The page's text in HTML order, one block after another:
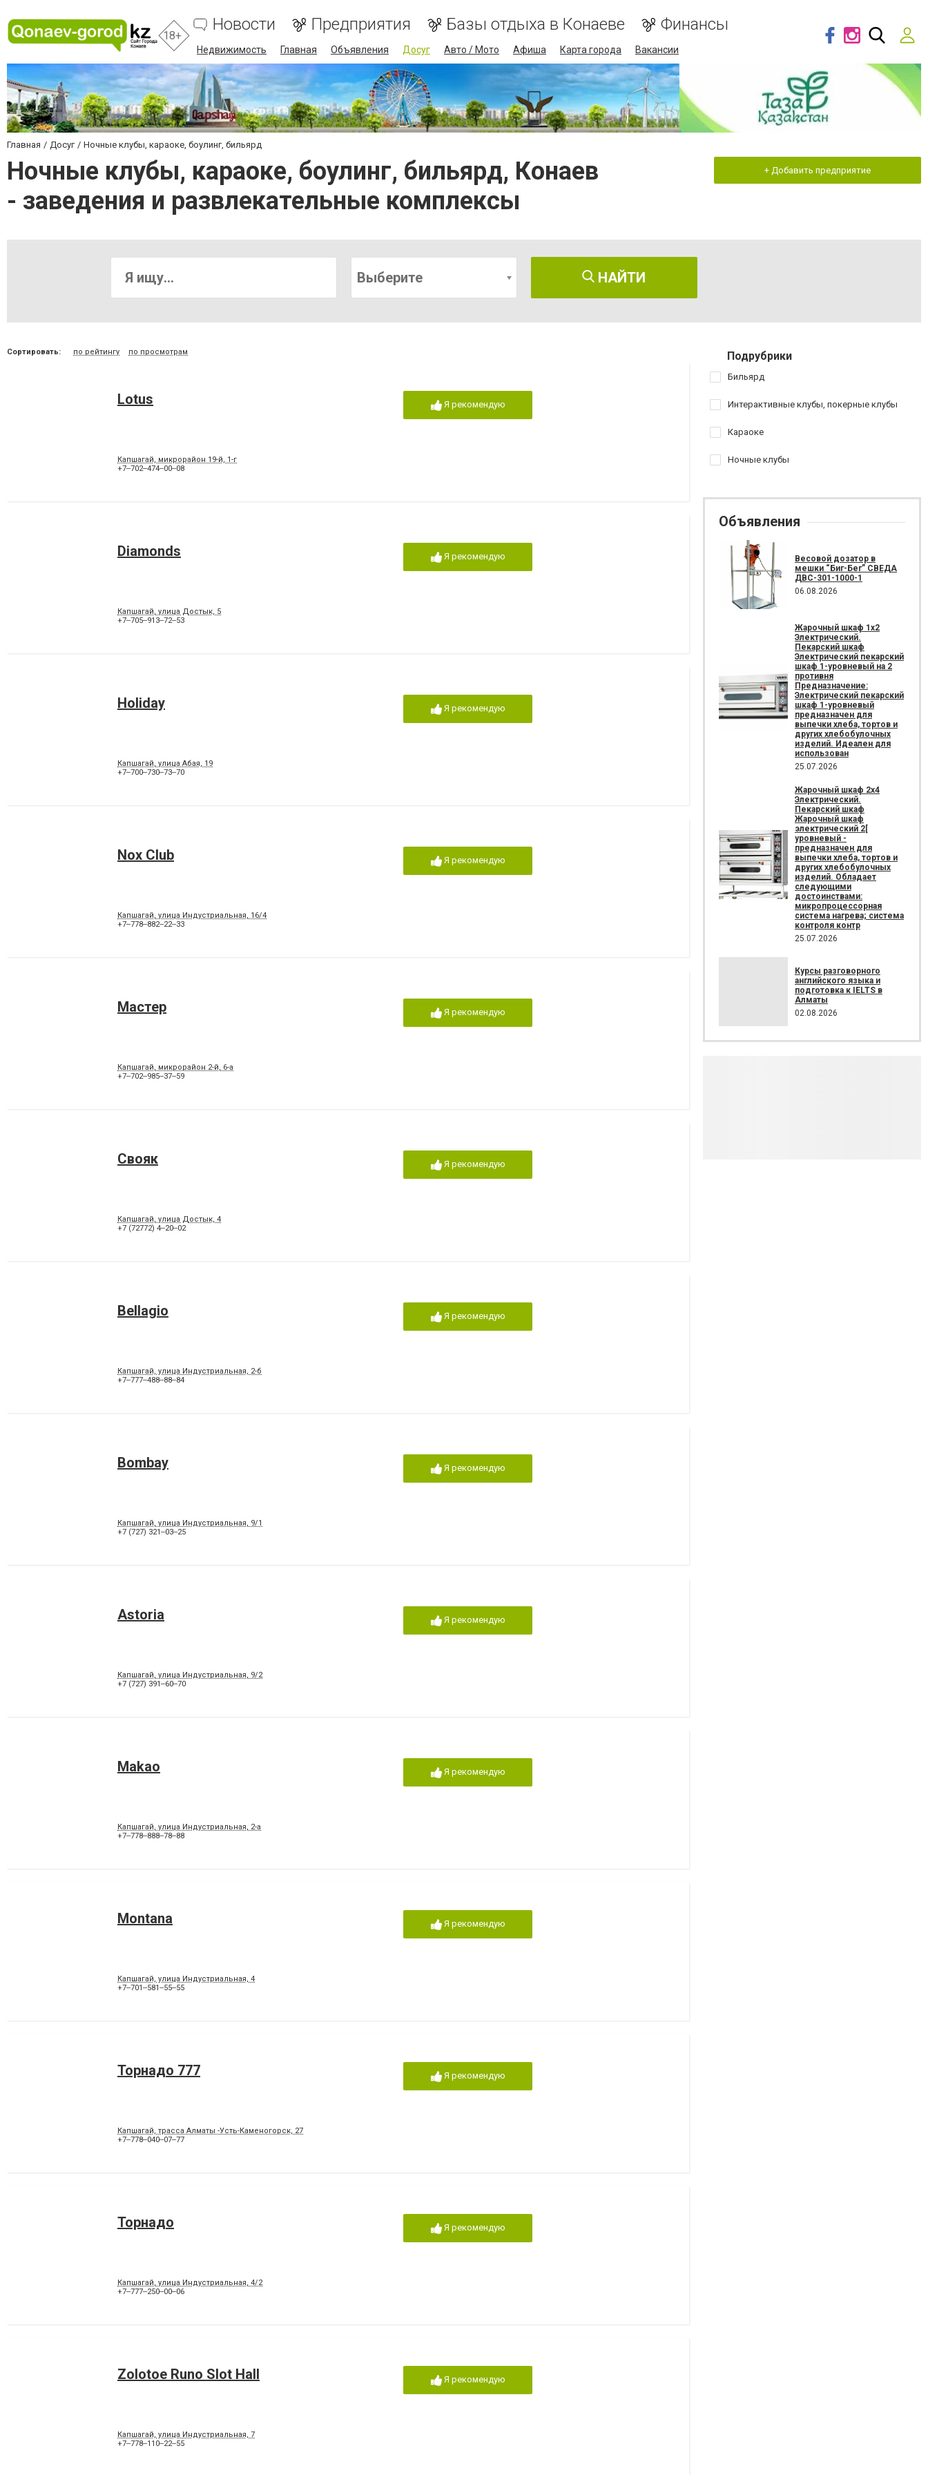
18+
Новости Предприятия Базы отдыха в Конаеве Финансы
Недвижимость Главная Объявления Досуг Авто / Мото Афиша Карта города Вакансии
Главная Досуг Ночные клубы, караоке, боулинг, бильярд
Ночные клубы, караоке, боулинг, бильярд, Конаев
- заведения и развлекательные комплексы
+ Добавить предприятие
Выберите НАЙТИ
Сортировать: по рейтингу по просмотрам
Lotus
Капшагай, микрорайон 19-й, 1-г
+7‒702‒474‒00‒08
Я рекомендую
Diamonds
Капшагай, улица Достык, 5
+7‒705‒913‒72‒53
Я рекомендую
Holiday
Капшагай, улица Абая, 19
+7‒700‒730‒73‒70
Я рекомендую
Nox Club
Капшагай, улица Индустриальная, 16/4
+7‒778‒882‒22‒33
Я рекомендую
Мастер
Капшагай, микрорайон 2-й, 6-а
+7‒702‒985‒37‒59
Я рекомендую
Свояк
Капшагай, улица Достык, 4
+7 (72772) 4‒20‒02
Я рекомендую
Bellagio
Капшагай, улица Индустриальная, 2-б
+7‒777‒488‒88‒84
Я рекомендую
Bombay
Капшагай, улица Индустриальная, 9/1
+7 (727) 321‒03‒25
Я рекомендую
Astoria
Капшагай, улица Индустриальная, 9/2
+7 (727) 391‒60‒70
Я рекомендую
Makaо
Капшагай, улица Индустриальная, 2-а
+7‒778‒888‒78‒88
Я рекомендую
Montana
Капшагай, улица Индустриальная, 4
+7‒701‒581‒55‒55
Я рекомендую
Торнадо 777
Капшагай, трасса Алматы -Усть-Каменогорск, 27
+7‒778‒040‒07‒77
Я рекомендую
Торнадо
Капшагай, улица Индустриальная, 4/2
+7‒777‒250‒00‒06
Я рекомендую
Zolotoe Runo Slot Hall
Капшагай, улица Индустриальная, 7
+7‒778‒110‒22‒55
Я рекомендую
Подрубрики
Бильярд
Интерактивные клубы, покерные клубы
Караоке
Ночные клубы
Объявления
Весовой дозатор в
мешки “Биг-Бег” СВЕДА
ДВС-301-1000-1
06.08.2026
Жарочный шкаф 1х2
Электрический.
Пекарский шкаф
Электрический пекарский
шкаф 1-уровневый на 2
противня
Предназначение:
Электрический пекарский
шкаф 1-уровневый
предназначен для
выпечки хлеба, тортов и
других хлебобулочных
изделий. Идеален для
использован
25.07.2026
Жарочный шкаф 2х4
Электрический.
Пекарский шкаф
Жарочный шкаф
электрический 2[
уровневый -
предназначен для
выпечки хлеба, тортов и
других хлебобулочных
изделий. Обладает
следующими
достоинствами:
микропроцессорная
система нагрева; система
контроля контр
25.07.2026
Курсы разговорного
английского языка и
подготовка к IELTS в
Алматы
02.08.2026